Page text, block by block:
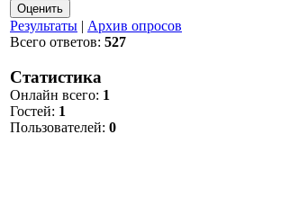
Результаты | Архив опросов
Всего ответов: 527
Статистика
Онлайн всего: 1
Гостей: 1
Пользователей: 0